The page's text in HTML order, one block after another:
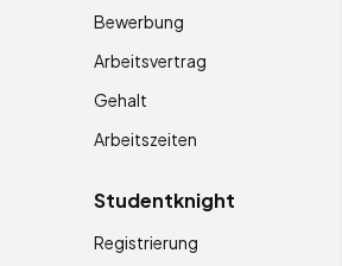
Bewerbung
Arbeitsvertrag
Gehalt
Arbeitszeiten
Studentknight
Registrierung